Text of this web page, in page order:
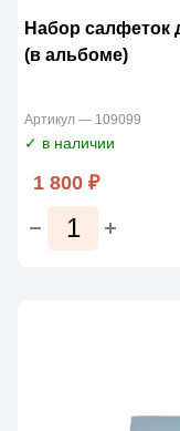
Набор салфеток
(в альбоме)
Артикул — 109099
✓ в наличии
1 800 ₽